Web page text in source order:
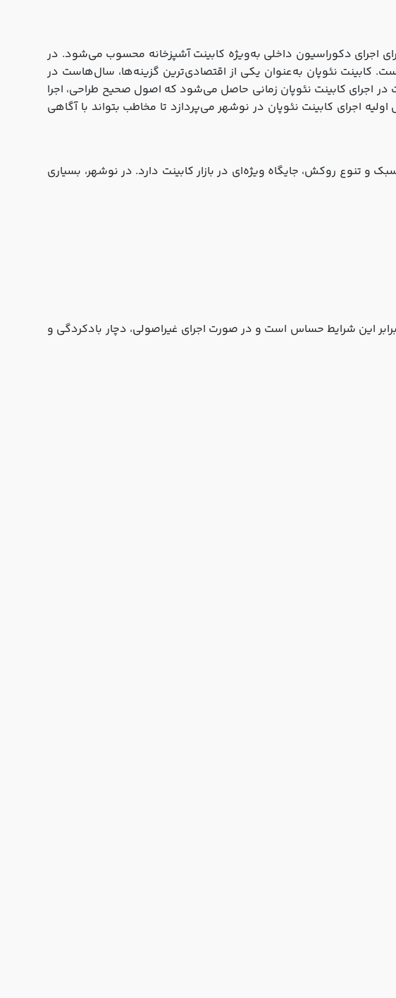
اجرای دکوراسیون داخلی به‌ویژه کابینت آشپزخانه محسوب می‌شود. در
کابینت نئوپان به‌عنوان یکی از اقتصادی‌ترین گزینه‌ها، سال‌هاست در
در اجرای کابینت نئوپان زمانی حاصل می‌شود که اصول صحیح طراحی، اجرا
اجرای کابینت نئوپان در نوشهر می‌پردازد تا مخاطب بتواند با آگاهی
تنوع روکش، جایگاه ویژه‌ای در بازار کابینت دارد. در نوشهر، بسیاری
این شرایط حساس است و در صورت اجرای غیراصولی، دچار بادکردگی و